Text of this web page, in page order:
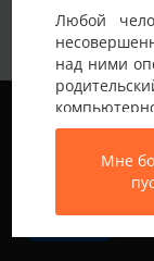
Любой
над ними
установку
чтобы
контенту.
Мне
Все
Свинг
Мы используем
наилучшее
Подробнее
используем,